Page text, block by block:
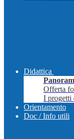
Didattica
Offerta
I progetti
Orientamento
Doc / Info utili